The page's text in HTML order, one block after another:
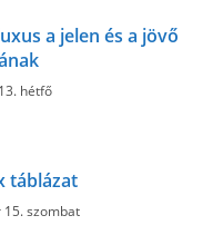
a jelen és a jövő
hétfő
táblázat
szombat